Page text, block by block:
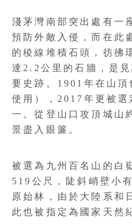
淺茅灣南部突出處有一
預防外敵入侵，而在此
的稜線堆積石頭，彷彿
達2.2公里的石牆，是
要史跡。1901年在山頂
使用），2017年更被選
一。從登山口攻頂城山
景盡入眼簾。
被選為九州百名山的白
519公尺，陡斜峭壁小
原始林，由於大陸系和
此也被指定為國家天然